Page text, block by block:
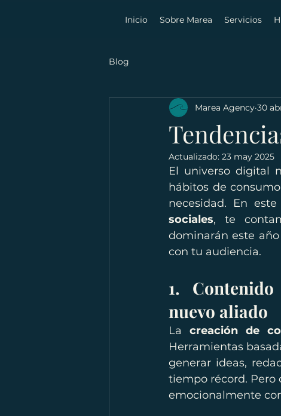
Inicio Sobre Marea Servicios
Blog
Marea Agency 30
Actualizado: 23 may 2025
El universo digital
hábitos de
necesidad. En
sociales, te
dominarán este
con tu audiencia.
1.
nuevo aliado
La creación de
Herramientas
generar ideas,
tiempo récord. Pero
emocionalmente